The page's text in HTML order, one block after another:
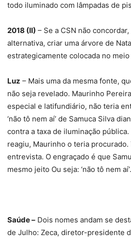
todo iluminado com lâmpadas de
2018 (II) – Se a CSN não
alternativa, criar uma árvore de
estrategicamente colocada no meio
Luz – Mais uma da mesma fonte,
não seja revelado. Maurinho
especial e latifundiário, não teria
‘não tô nem aí’ de Samuca Silva
contra a taxa de iluminação
reagiu, Maurinho o teria procurado.
entrevista. O engraçado é que
mesmo jeito Ou seja: ‘não tô nem aí’.
Saúde – Dois nomes andam se
de Julho: Zeca, diretor-presidente